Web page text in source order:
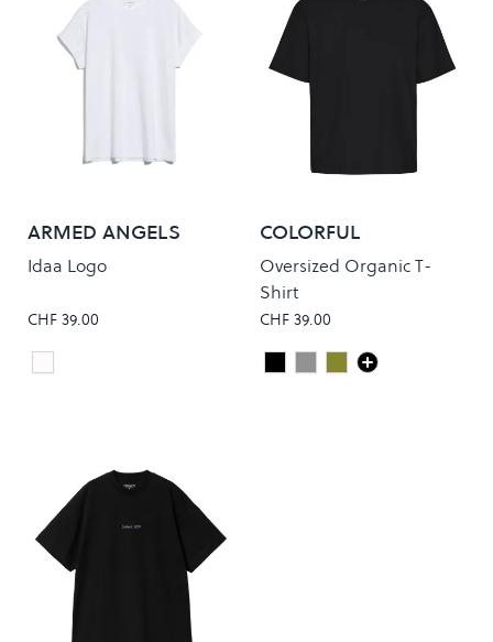
ARMED ANGELS
Idaa Logo
CHF 39.00
Colour
White
COLORFUL
STANDARD
Oversized Organic T-
Shirt
CHF 39.00
Colour
Deep Black
Heather Grey
Dusty Olive